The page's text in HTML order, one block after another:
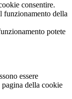
consentire.
funzionamento della
potete
essere
della cookie